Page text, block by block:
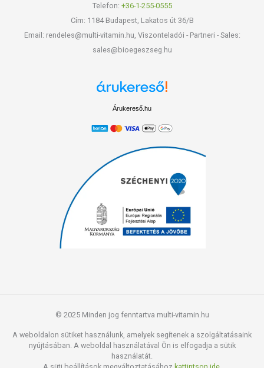
Telefon: +36-1-255-0555
Cím: 1184 Budapest, Lakatos út 36/B
Email: rendeles@multi-vitamin.hu, Viszonteladói - Partneri - Sales:
sales@bioegeszseg.hu
Árukereső.hu
© 2025 Minden jog fenntartva multi-vitamin.hu
A weboldalon sütiket használunk, amelyek segítenek a szolgáltatásaink
nyújtásában. A weboldal használatával Ön is elfogadja a sütik
használatát.